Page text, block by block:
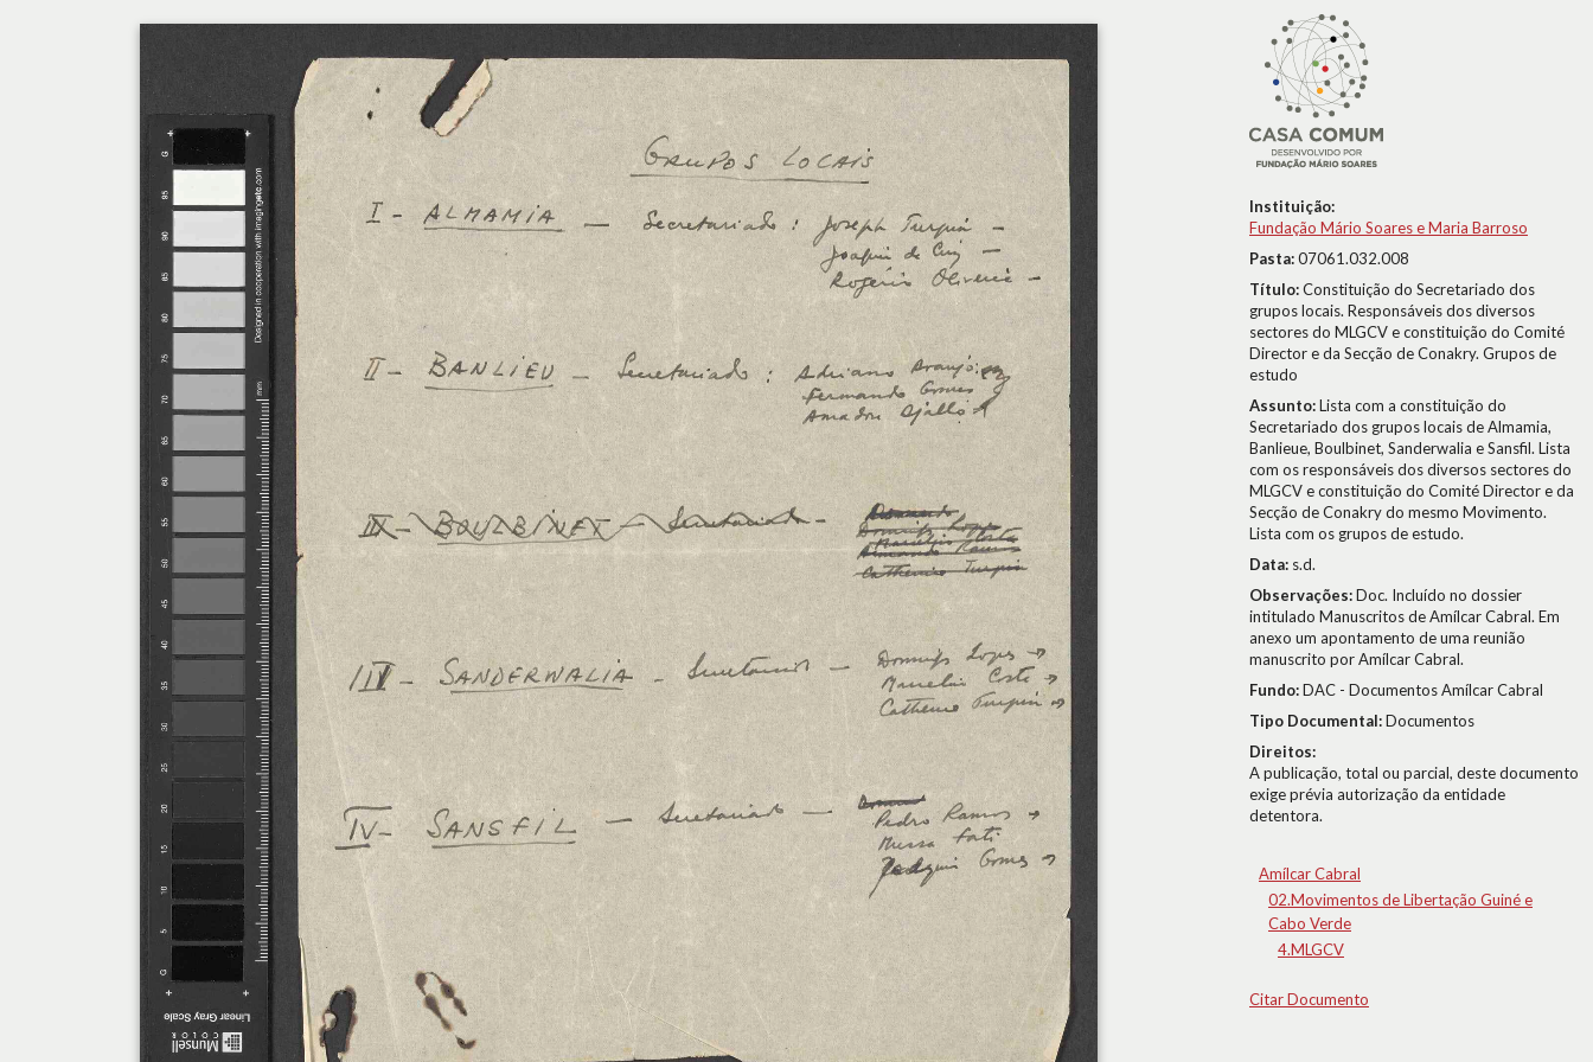
Instituição:
Fundação Mário Soares e Maria Barroso
Pasta:07061.032.008
Título:Constituição do Secretariado dos
grupos locais. Responsáveis dos diversos
sectores do MLGCV e constituição do Comité
Director e da Secção de Conakry. Grupos de
estudo
Assunto:Lista com a constituição do
Secretariado dos grupos locais de Almamia,
Banlieue, Boulbinet, Sanderwalia e Sansfil. Lista
com os responsáveis dos diversos sectores do
MLGCV e constituição do Comité Director e da
Secção de Conakry do mesmo Movimento.
Lista com os grupos de estudo.
Data: s.d.
Observações:Doc. Incluído no dossier
intitulado Manuscritos de Amílcar Cabral. Em
anexo um apontamento de uma reunião
manuscrito por Amílcar Cabral.
Fundo:DAC - Documentos Amílcar Cabral
Tipo Documental:Documentos
Direitos:
A publicação, total ou parcial, deste documento
exige prévia autorização da entidade
detentora.
Amílcar Cabral
02.Movimentos de Libertação Guiné e
Cabo Verde
4.MLGCV
Citar Documento